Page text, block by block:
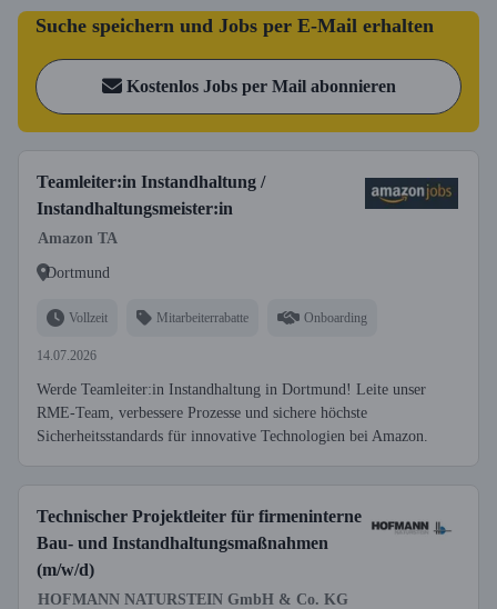
Suche speichern und Jobs per E-Mail erhalten
Kostenlos Jobs per Mail abonnieren
Teamleiter:in Instandhaltung /
Instandhaltungsmeister:in
Amazon TA
Dortmund
Vollzeit Mitarbeiterrabatte Onboarding
14.07.2026
Werde Teamleiter:in Instandhaltung in Dortmund! Leite unser
RME-Team, verbessere Prozesse und sichere höchste
Sicherheitsstandards für innovative Technologien bei Amazon.
Technischer Projektleiter für firmeninterne
Bau- und Instandhaltungsmaßnahmen
(m/w/d)
HOFMANN NATURSTEIN GmbH & Co. KG